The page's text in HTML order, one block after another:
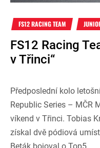
FS12 RACING TEAM
FS12 Racing
v Třinci“
Předposlední kolo
Republic Series – MČR
víkend v Třinci. Tobias
získal dvě pódiová